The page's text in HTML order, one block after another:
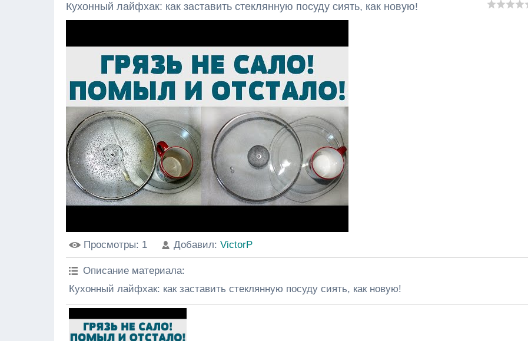
Кухонный лайфхак: как заставить стеклянную посуду сиять, как новую!
Просмотры: 1 Добавил: VictorP
Описание материала:
Кухонный лайфхак: как заставить стеклянную посуду сиять, как новую!